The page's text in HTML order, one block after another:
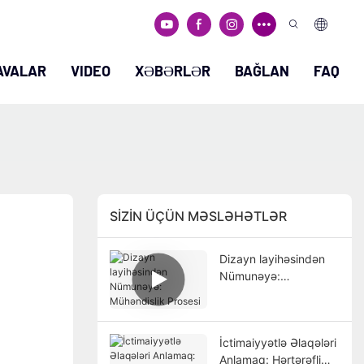
VIDEO XƏBƏRLƏR BAĞLAN FAQ
SIZIN ÜÇÜN MƏSLƏHƏTLƏR
Dizayn layihəsindən
Nümunəyə:
İctimaiyyətlə Əlaqələri
Anlamaq: Hərtərəfli